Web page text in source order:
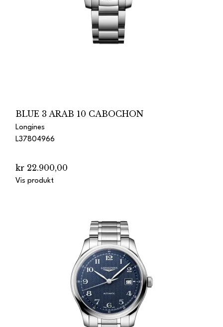
BLUE 3 ARAB 10 CABOCHON
Longines
L37804966
kr 22.900,00
Vis produkt